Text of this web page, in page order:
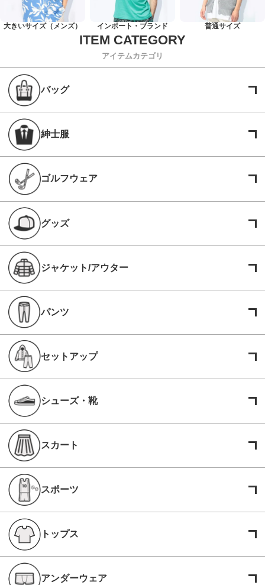
大きいサイズ（メンズ） インポート・ブランド 普通サイズ
アイテムカテゴリ
バッグ
紳士服
ゴルフウェア
グッズ
ジャケット/アウター
パンツ
セットアップ
シューズ・靴
スカート
スポーツ
トップス
アンダーウェア